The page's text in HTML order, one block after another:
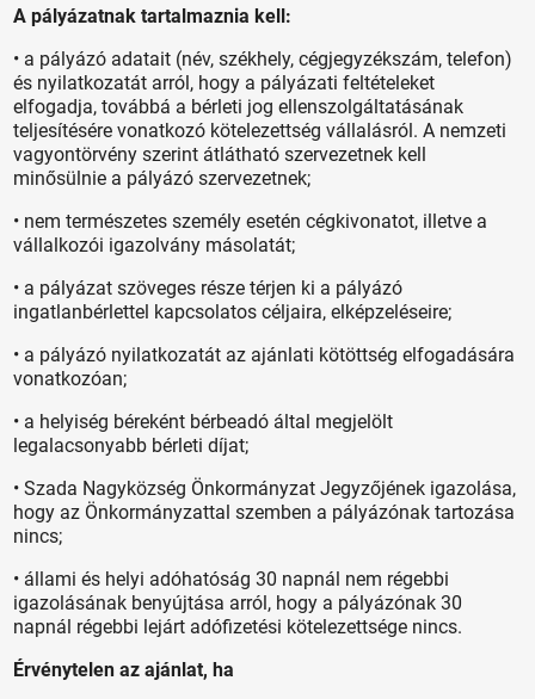
A pályázatnak tartalmaznia kell:
• a pályázó adatait (név, székhely, cégjegyzékszám, telefon)
és nyilatkozatát arról, hogy a pályázati feltételeket
elfogadja, továbbá a bérleti jog ellenszolgáltatásának
teljesítésére vonatkozó kötelezettség vállalásról. A nemzeti
vagyontörvény szerint átlátható szervezetnek kell
minősülnie a pályázó szervezetnek;
• nem természetes személy esetén cégkivonatot, illetve a
vállalkozói igazolvány másolatát;
• a pályázat szöveges része térjen ki a pályázó
ingatlanbérlettel kapcsolatos céljaira, elképzeléseire;
• a pályázó nyilatkozatát az ajánlati kötöttség elfogadására
vonatkozóan;
• a helyiség béreként bérbeadó által megjelölt
legalacsonyabb bérleti díjat;
• Szada Nagyközség Önkormányzat Jegyzőjének igazolása,
hogy az Önkormányzattal szemben a pályázónak tartozása
nincs;
• állami és helyi adóhatóság 30 napnál nem régebbi
igazolásának benyújtása arról, hogy a pályázónak 30
napnál régebbi lejárt adófizetési kötelezettsége nincs.
Érvénytelen az ajánlat, ha